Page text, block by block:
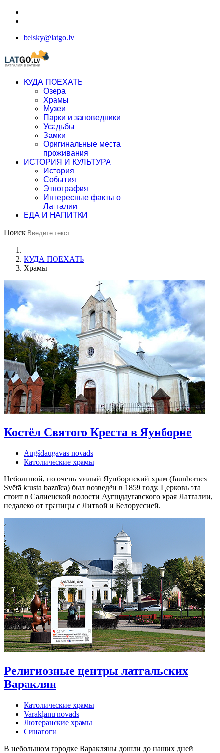
belsky@latgo.lv
КУДА ПОЕХАТЬ
Озера
Храмы
Музеи
Парки и заповедники
Усадьбы
Замки
Оригинальные места
проживания
ИСТОРИЯ И КУЛЬТУРА
История
События
Этнография
Интересные факты о
Латгалии
ЕДА И НАПИТКИ
Поиск
КУДА ПОЕХАТЬ
Храмы
Костёл Святого Крeста в Яунборне
Augšdaugavas novads
Католические храмы
Небольшой, но очень милый Яунборнский храм (Jaunbornes
Svētā krusta baznīca) был возведён в 1859 году. Церковь эта
стоит в Салиенской волости Аугшдаугавского края Латгалии,
недалеко от границы с Литвой и Белоруссией.
Религиозные центры латгальских
Вараклян
Католические храмы
Varakļānu novads
Лютеранские храмы
Синагоги
В небольшом городке Варакляны дошли до наших дней